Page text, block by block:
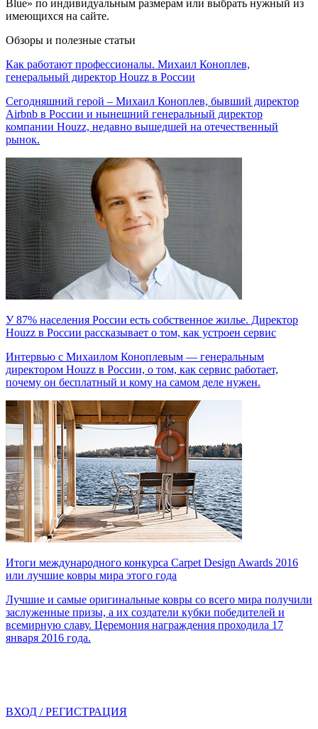
Blue» по индивидуальным размерам или выбрать нужный из
имеющихся на сайте.
Обзоры и полезные статьи
Как работают профессионалы. Михаил Коноплев,
генеральный директор Houzz в России
Сегодняшний герой – Михаил Коноплев, бывший директор
Airbnb в России и нынешний генеральный директор
компании Houzz, недавно вышедшей на отечественный
рынок.
У 87% населения России есть собственное жилье. Директор
Houzz в России рассказывает о том, как устроен сервис
Интервью с Михаилом Коноплевым — генеральным
директором Houzz в России, о том, как сервис работает,
почему он бесплатный и кому на самом деле нужен.
Итоги международного конкурса Carpet Design Awards 2016
или лучшие ковры мира этого года
Лучшие и самые оригинальные ковры со всего мира получили
заслуженные призы, а их создатели кубки победителей и
всемирную славу. Церемония награждения проходила 17
января 2016 года.
ВХОД / РЕГИСТРАЦИЯ